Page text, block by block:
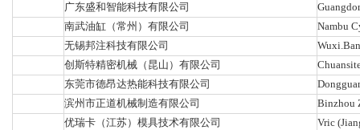
广东盛和智能科技有限公司
南武油缸（常州）有限公司
Nambu
无锡邦注科技有限公司
创斯特精密机械（昆山）有限公司
东莞市德昂达热能科技有限公司
滨州市正道机械制造有限公司
Binzhou
优瑞卡（江苏）模具技术有限公司
Vric